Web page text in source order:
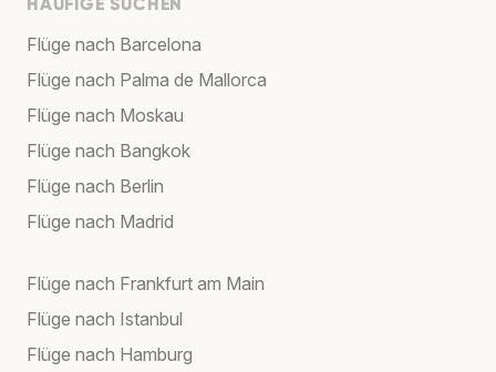
Flüge nach Barcelona
Flüge nach Palma de Mallorca
Flüge nach Moskau
Flüge nach Bangkok
Flüge nach Berlin
Flüge nach Madrid
Flüge nach Frankfurt am Main
Flüge nach Istanbul
Flüge nach Hamburg